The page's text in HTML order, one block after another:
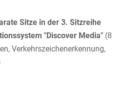
Sitze in der 3. Sitzreihe
"Discover Media" (8
Verkehrszeichenerkennung,